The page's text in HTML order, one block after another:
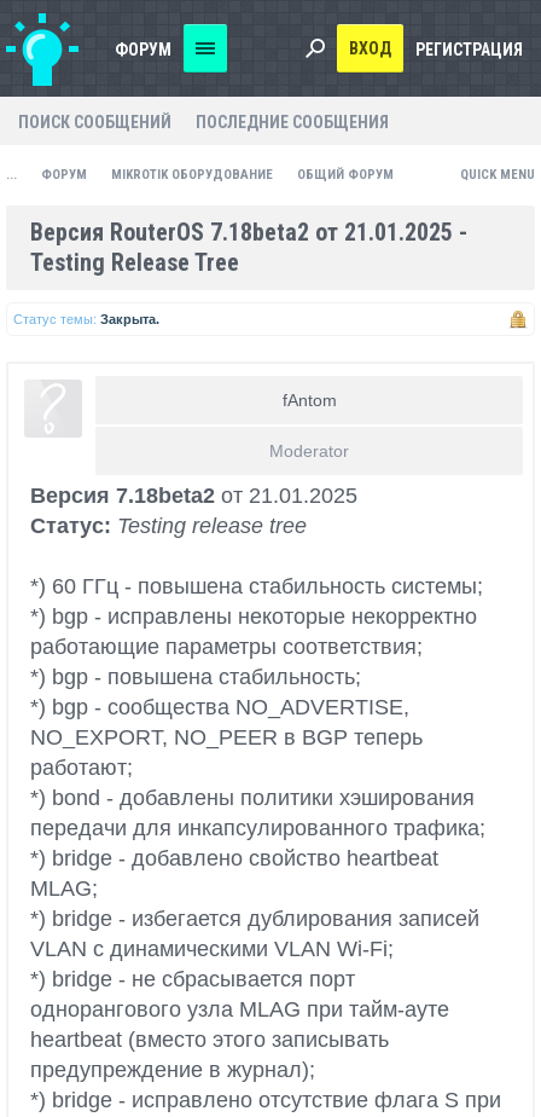
QUICK MENU
... ФОРУМ MIKROTIK ОБОРУДОВАНИЕ ОБЩИЙ ФОРУМ
Версия RouterOS 7.18beta2 от 21.01.2025 -
Testing Release Tree
Статус темы: Закрыта.
fAntom
Moderator
Версия 7.18beta2 от 21.01.2025
Статус: Testing release tree
*) 60 ГГц - повышена стабильность системы;
*) bgp - исправлены некоторые некорректно
работающие параметры соответствия;
*) bgp - повышена стабильность;
*) bgp - сообщества NO_ADVERTISE,
NO_EXPORT, NO_PEER в BGP теперь
работают;
*) bond - добавлены политики хэширования
передачи для инкапсулированного трафика;
*) bridge - добавлено свойство heartbeat
MLAG;
*) bridge - избегается дублирования записей
VLAN с динамическими VLAN Wi-Fi;
*) bridge - не сбрасывается порт
однорангового узла MLAG при тайм-ауте
heartbeat (вместо этого записывать
предупреждение в журнал);
*) bridge - исправлено отсутствие флага S при
ФОРУМ
ПОИСК СООБЩЕНИЙ ПОСЛЕДНИЕ СООБЩЕНИЯ
ВХОД РЕГИСТРАЦИЯ